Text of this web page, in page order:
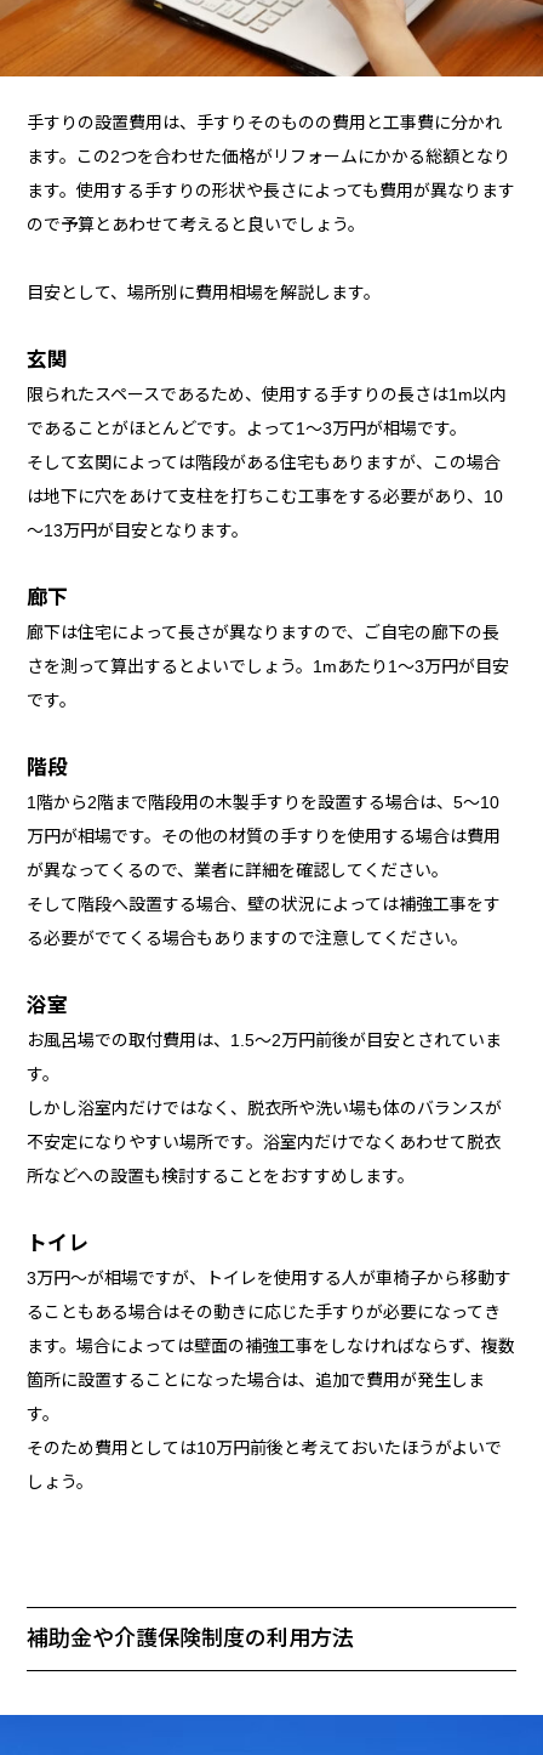
手すりの設置費用は、手すりそのものの費用と工事費に分かれ
ます。この2つを合わせた価格がリフォームにかかる総額となり
ます。使用する手すりの形状や長さによっても費用が異なります
ので予算とあわせて考えると良いでしょう。
目安として、場所別に費用相場を解説します。
玄関
限られたスペースであるため、使用する手すりの長さは1m以内
であることがほとんどです。よって1～3万円が相場です。
そして玄関によっては階段がある住宅もありますが、この場合
は地下に穴をあけて支柱を打ちこむ工事をする必要があり、10
～13万円が目安となります。
廊下
廊下は住宅によって長さが異なりますので、ご自宅の廊下の長
さを測って算出するとよいでしょう。1mあたり1～3万円が目安
です。
階段
1階から2階まで階段用の木製手すりを設置する場合は、5～10
万円が相場です。その他の材質の手すりを使用する場合は費用
が異なってくるので、業者に詳細を確認してください。
そして階段へ設置する場合、壁の状況によっては補強工事をす
る必要がでてくる場合もありますので注意してください。
浴室
お風呂場での取付費用は、1.5～2万円前後が目安とされていま
す。
しかし浴室内だけではなく、脱衣所や洗い場も体のバランスが
不安定になりやすい場所です。浴室内だけでなくあわせて脱衣
所などへの設置も検討することをおすすめします。
トイレ
3万円～が相場ですが、トイレを使用する人が車椅子から移動す
ることもある場合はその動きに応じた手すりが必要になってき
ます。場合によっては壁面の補強工事をしなければならず、複数
箇所に設置することになった場合は、追加で費用が発生しま
す。
そのため費用としては10万円前後と考えておいたほうがよいで
しょう。
補助金や介護保険制度の利用方法